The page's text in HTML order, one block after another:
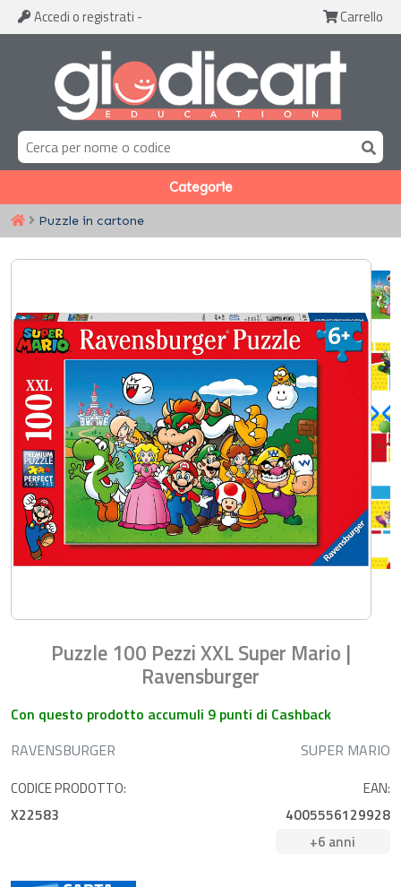
Accedi o registrati - Carrello
Categorie
Puzzle in cartone
Puzzle 100 Pezzi XXL Super Mario |
Ravensburger
Con questo prodotto accumuli 9 punti di Cashback
RAVENSBURGER
SUPER MARIO
CODICE PRODOTTO:
X22583
EAN:
4005556129928
+6 anni